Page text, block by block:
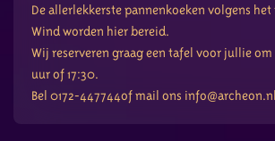
De allerlekkerste pannenkoeken volgens het
Wind worden hier bereid.
Wij reserveren graag een tafel voor jullie om
uur of 17:30.
Bel 0172-447744of mail ons info@archeon.nl